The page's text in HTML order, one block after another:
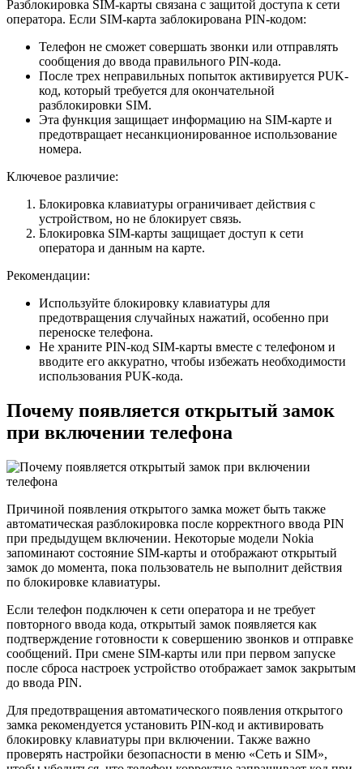
Разблокировка SIM-карты связана с защитой доступа к сети
оператора. Если SIM-карта заблокирована PIN-кодом:
Телефон не сможет совершать звонки или отправлять
сообщения до ввода правильного PIN-кода.
После трех неправильных попыток активируется PUK-
код, который требуется для окончательной
разблокировки SIM.
Эта функция защищает информацию на SIM-карте и
предотвращает несанкционированное использование
номера.
Ключевое различие:
Блокировка клавиатуры ограничивает действия с
устройством, но не блокирует связь.
Блокировка SIM-карты защищает доступ к сети
оператора и данным на карте.
Рекомендации:
Используйте блокировку клавиатуры для
предотвращения случайных нажатий, особенно при
переноске телефона.
Не храните PIN-код SIM-карты вместе с телефоном и
вводите его аккуратно, чтобы избежать необходимости
использования PUK-кода.
Почему появляется открытый замок
при включении телефона
Причиной появления открытого замка может быть также
автоматическая разблокировка после корректного ввода PIN
при предыдущем включении. Некоторые модели Nokia
запоминают состояние SIM-карты и отображают открытый
замок до момента, пока пользователь не выполнит действия
по блокировке клавиатуры.
Если телефон подключен к сети оператора и не требует
повторного ввода кода, открытый замок появляется как
подтверждение готовности к совершению звонков и отправке
сообщений. При смене SIM-карты или при первом запуске
после сброса настроек устройство отображает замок закрытым
до ввода PIN.
Для предотвращения автоматического появления открытого
замка рекомендуется установить PIN-код и активировать
блокировку клавиатуры при включении. Также важно
проверять настройки безопасности в меню «Сеть и SIM»,